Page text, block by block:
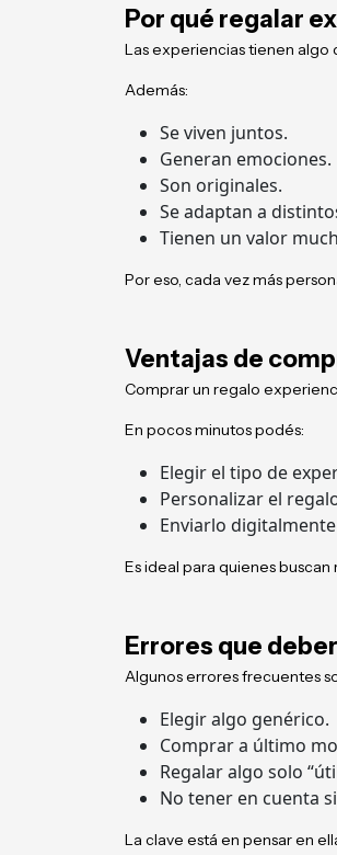
Por qué regalar
Las experiencias tienen algo
Además:
Se viven juntos.
Generan emociones.
Son originales.
Se adaptan a
Tienen un valor
Por eso, cada vez más
Ventajas de
Comprar un regalo
En pocos minutos podés:
Elegir el tipo de
Personalizar el
Enviarlo
Es ideal para quienes
Errores que
Algunos errores frecuentes
Elegir algo genérico.
Comprar a último
Regalar algo solo
No tener en cuenta
La clave está en pensar en